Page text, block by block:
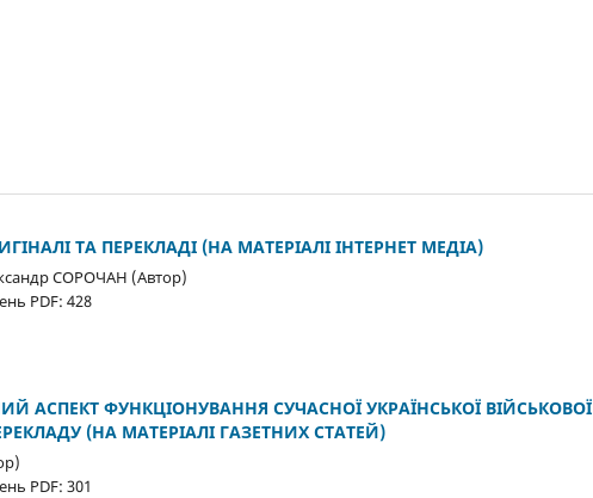
ТА ПЕРЕКЛАДІ (НА МАТЕРІАЛІ ІНТЕРНЕТ МЕДІА)
СОРОЧАН (Автор)
PDF: 428
АСПЕКТ ФУНКЦІОНУВАННЯ СУЧАСНОЇ УКРАЇНСЬКОЇ ВІЙСЬКОВОЇ
(НА МАТЕРІАЛІ ГАЗЕТНИХ СТАТЕЙ)
PDF: 301